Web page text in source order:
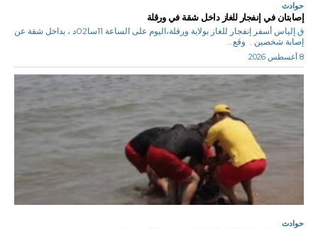
حوادث
إصابتان في إنفجار للغاز داخل شقة في ورقلة
ق.إلياس أسفر إنفجار للغاز بولاية ورقلة،اليوم على الساعة 11سا02د ، بداخل شقة عن
إصابة شخصين . وقع...
8 أغسطس 2026
حوادث